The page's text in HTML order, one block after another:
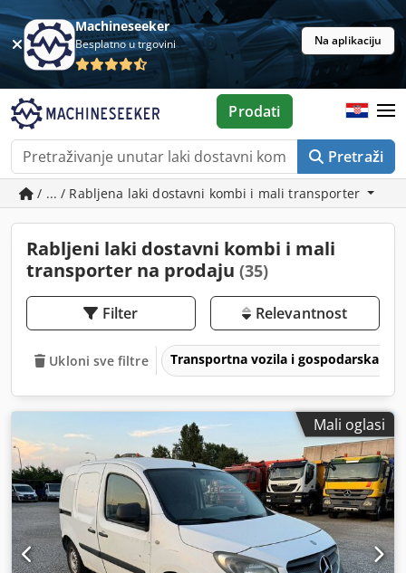
Machineseeker
Besplatno u trgovini Na aplikaciju
Pretraži
Prodati
/ ... / Rabljena laki dostavni kombi i mali transporter
Rabljeni laki dostavni kombi i mali
transporter na prodaju (35)
Filter Relevantnost
Ukloni sve filtre Transportna vozila i gospodarska
Mali oglasi